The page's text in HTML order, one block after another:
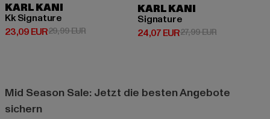
KARL KANI
Kk Signature
23,09 EUR
Derzeitiger Preis: 23,09 EUR
29,99 EURAktionspreis: 29,99 EUR
KARL KANI
Signature
24,07 EUR
Derzeitiger Preis: 24,07 EUR
27,99 EURAktionspreis:
Mid Season Sale: Jetzt die besten Angebote
sichern